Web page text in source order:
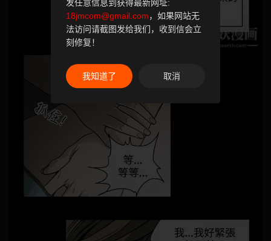
发任意信息到获得最新网址:
18jmcom@gmail.com，如果网站无
法访问请截图发给我们，收到信会立
刻修复！
我知道了 取消